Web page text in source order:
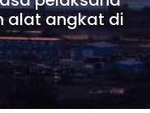
alat angkat di